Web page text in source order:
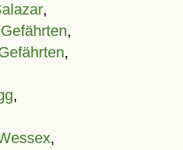
,
,
,
,
,